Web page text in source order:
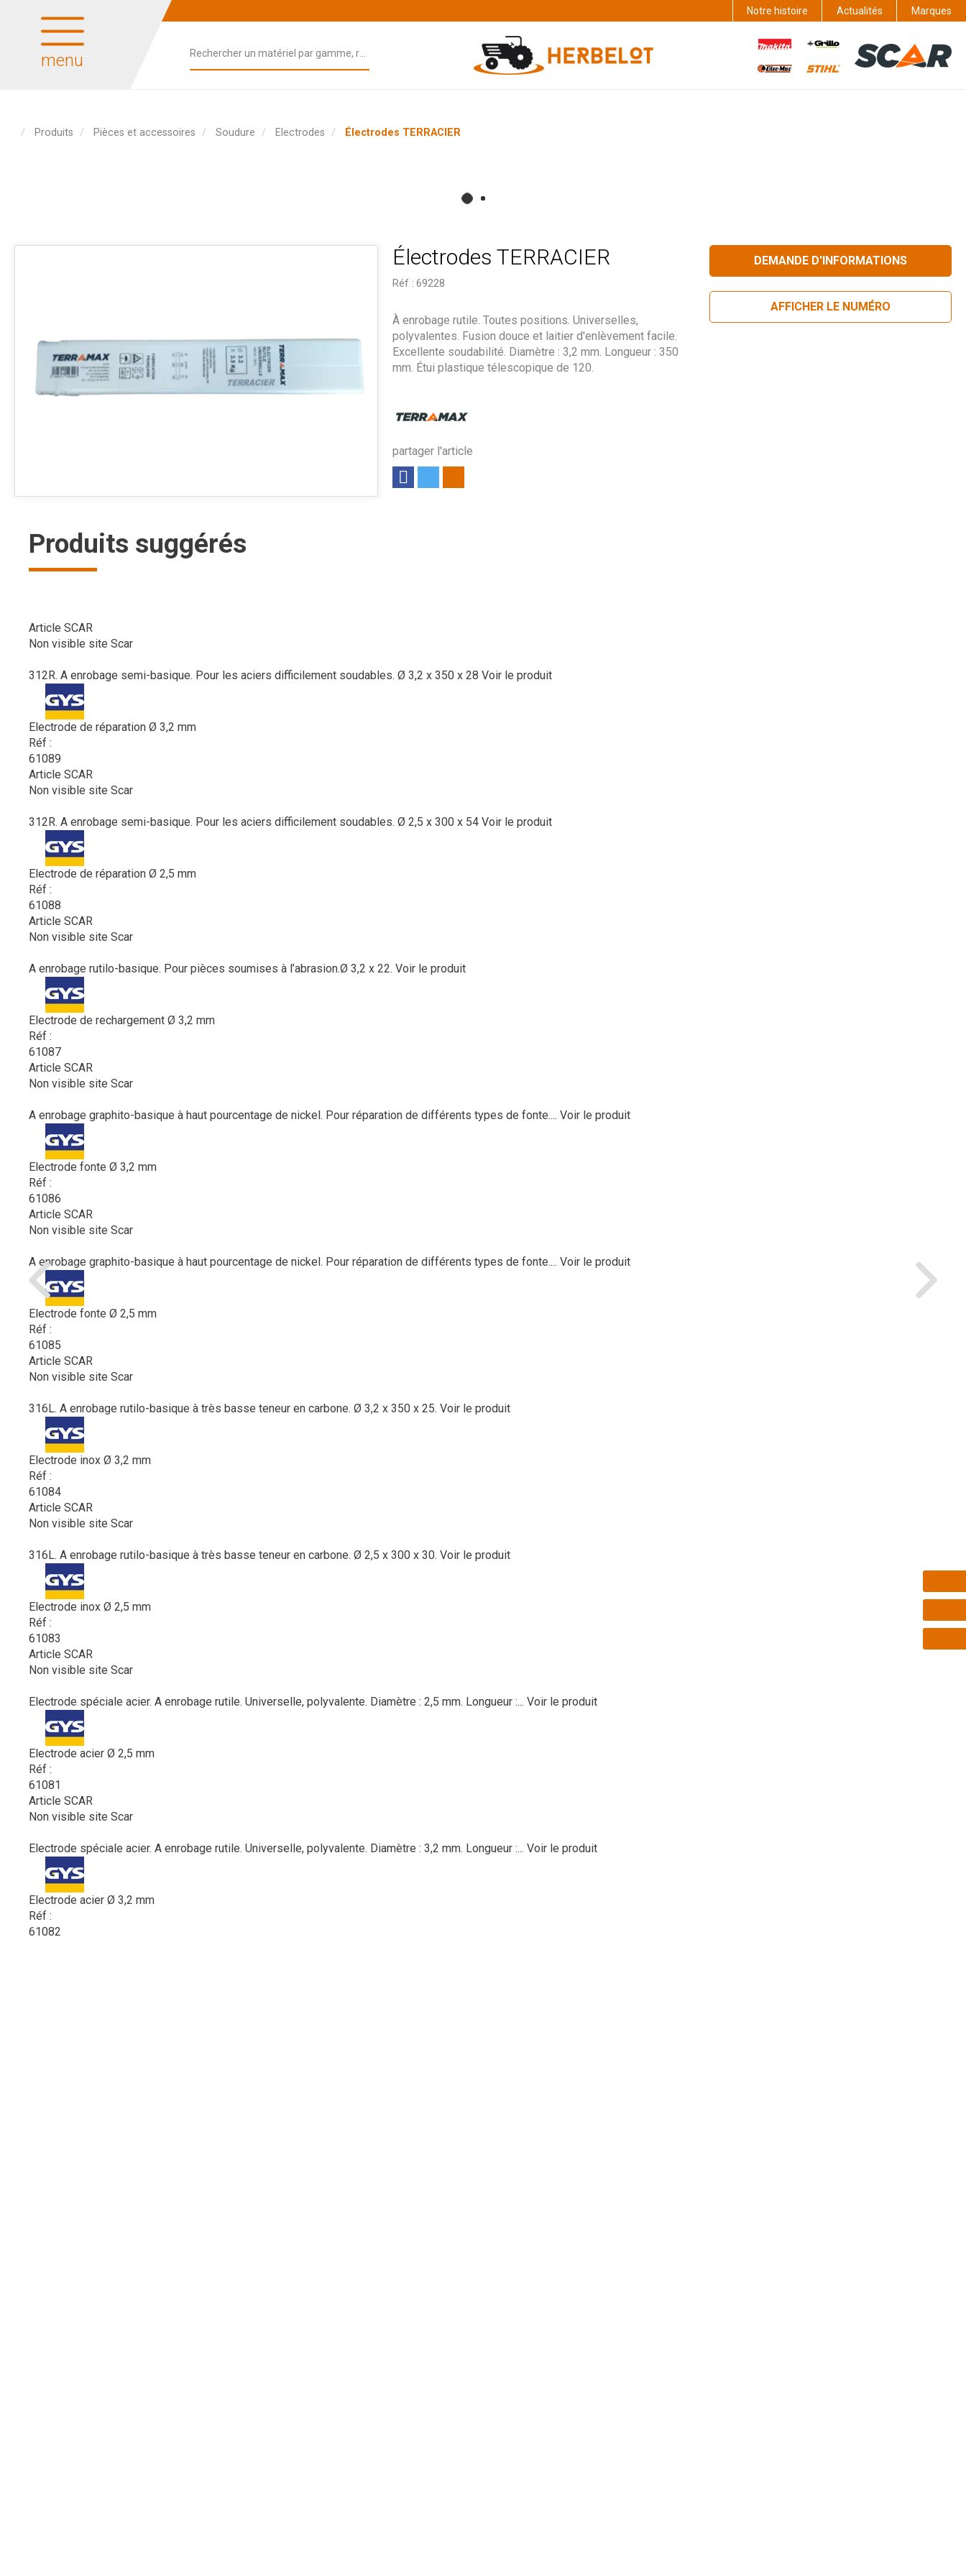
menu
Notre histoire Actualités Marques
Produits Pièces et accessoires Soudure Electrodes Électrodes TERRACIER
Électrodes TERRACIER
Réf : 69228
partager l'article
À enrobage rutile. Toutes positions. Universelles,
polyvalentes. Fusion douce et laitier d'enlèvement facile.
Excellente soudabilité. Diamètre : 3,2 mm. Longueur : 350
mm. Étui plastique télescopique de 120.
DEMANDE D'INFORMATIONS
AFFICHER LE NUMÉRO
Produits suggérés
Article SCAR
Non visible site Scar
312R. A enrobage semi-basique. Pour les aciers difficilement soudables. Ø 3,2 x 350 x 28 Voir le produit
Electrode de réparation Ø 3,2 mm
Réf :
61089
Article SCAR
Non visible site Scar
312R. A enrobage semi-basique. Pour les aciers difficilement soudables. Ø 2,5 x 300 x 54 Voir le produit
Electrode de réparation Ø 2,5 mm
Réf :
61088
Article SCAR
Non visible site Scar
A enrobage rutilo-basique. Pour pièces soumises à l’abrasion.Ø 3,2 x 22. Voir le produit
Electrode de rechargement Ø 3,2 mm
Réf :
61087
Article SCAR
Non visible site Scar
A enrobage graphito-basique à haut pourcentage de nickel. Pour réparation de différents types de fonte.... Voir le produit
Electrode fonte Ø 3,2 mm
Réf :
61086
Article SCAR
Non visible site Scar
A enrobage graphito-basique à haut pourcentage de nickel. Pour réparation de différents types de fonte.... Voir le produit
Electrode fonte Ø 2,5 mm
Réf :
61085
Article SCAR
Non visible site Scar
316L. A enrobage rutilo-basique à très basse teneur en carbone. Ø 3,2 x 350 x 25. Voir le produit
Electrode inox Ø 3,2 mm
Réf :
61084
Article SCAR
Non visible site Scar
316L. A enrobage rutilo-basique à très basse teneur en carbone. Ø 2,5 x 300 x 30. Voir le produit
Electrode inox Ø 2,5 mm
Réf :
61083
Article SCAR
Non visible site Scar
Electrode spéciale acier. A enrobage rutile. Universelle, polyvalente. Diamètre : 2,5 mm. Longueur :... Voir le produit
Electrode acier Ø 2,5 mm
Réf :
61081
Article SCAR
Non visible site Scar
Electrode spéciale acier. A enrobage rutile. Universelle, polyvalente. Diamètre : 3,2 mm. Longueur :... Voir le produit
Electrode acier Ø 3,2 mm
Réf :
61082